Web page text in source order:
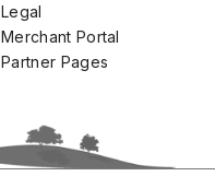
Legal
Merchant Portal
Partner Pages